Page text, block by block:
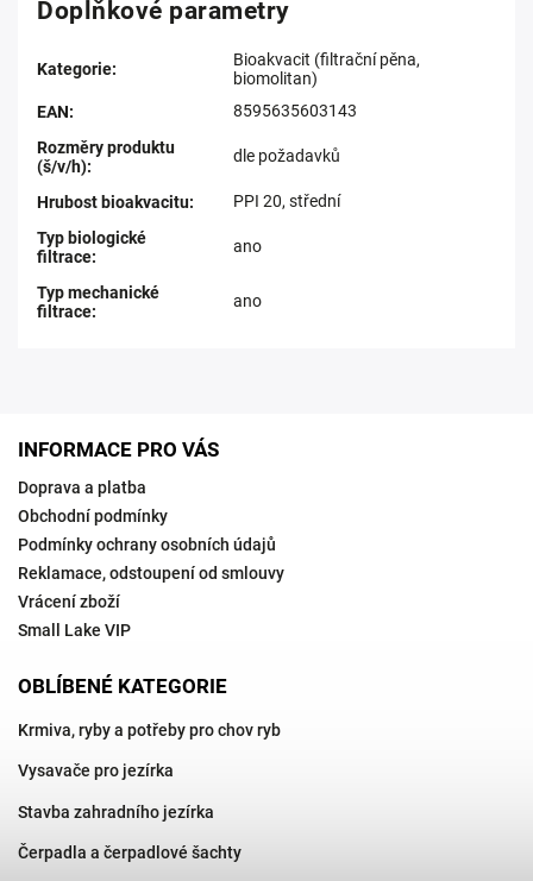
Doplňkové parametry
Kategorie:
Bioakvacit (filtrační pěna,
biomolitan)
EAN:
8595635603143
Rozměry produktu
(š/v/h):
dle požadavků
Hrubost bioakvacitu:
PPI 20, střední
Typ biologické
filtrace:
ano
Typ mechanické
filtrace:
ano
INFORMACE PRO VÁS
Doprava a platba
Obchodní podmínky
Podmínky ochrany osobních údajů
Reklamace, odstoupení od smlouvy
Vrácení zboží
Small Lake VIP
OBLÍBENÉ KATEGORIE
Krmiva, ryby a potřeby pro chov ryb
Vysavače pro jezírka
Stavba zahradního jezírka
Čerpadla a čerpadlové šachty